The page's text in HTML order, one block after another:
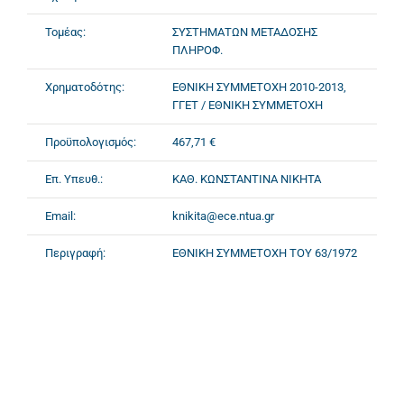
Τομέας:
ΣΥΣΤΗΜΑΤΩΝ ΜΕΤΑΔΟΣΗΣ
ΠΛΗΡΟΦ.
Χρηματοδότης:
ΕΘΝΙΚΗ ΣΥΜΜΕΤΟΧΗ 2010-2013,
ΓΓΕΤ / ΕΘΝΙΚΗ ΣΥΜΜΕΤΟΧΗ
Προϋπολογισμός: 467,71 €
Επ. Υπευθ.: ΚΑΘ. ΚΩΝΣΤΑΝΤΙΝΑ ΝΙΚΗΤΑ
Email: knikita@ece.ntua.gr
Περιγραφή: ΕΘΝΙΚΗ ΣΥΜΜΕΤΟΧΗ ΤΟΥ 63/1972